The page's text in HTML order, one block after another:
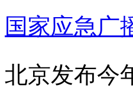
国家应急广
北京发布今